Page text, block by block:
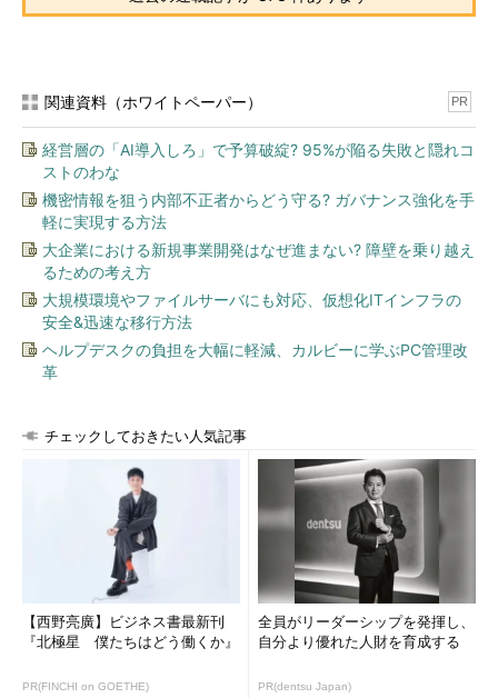
関連資料（ホワイトペーパー） PR
経営層の「AI導入しろ」で予算破綻? 95%が陥る失敗と隠れコ
ストのわな
機密情報を狙う内部不正者からどう守る? ガバナンス強化を手
軽に実現する方法
大企業における新規事業開発はなぜ進まない? 障壁を乗り越え
るための考え方
大規模環境やファイルサーバにも対応、仮想化ITインフラの
安全&迅速な移行方法
ヘルプデスクの負担を大幅に軽減、カルビーに学ぶPC管理改
革
チェックしておきたい人気記事
【西野亮廣】ビジネス書最新刊
『北極星 僕たちはどう働くか』
PR(FINCHI on GOETHE)
全員がリーダーシップを発揮し、
自分より優れた人財を育成する
PR(dentsu Japan)